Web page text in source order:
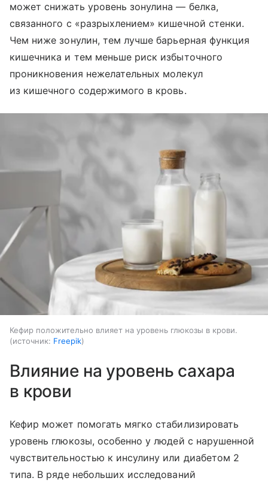
может снижать уровень зонулина — белка,
связанного с «разрыхлением» кишечной стенки.
Чем ниже зонулин, тем лучше барьерная функция
кишечника и тем меньше риск избыточного
проникновения нежелательных молекул
из кишечного содержимого в кровь.
Кефир положительно влияет на уровень глюкозы в крови.
источник: Freepik
Влияние на уровень сахара
в крови
Кефир может помогать мягко стабилизировать
уровень глюкозы, особенно у людей с нарушенной
чувствительностью к инсулину или диабетом 2
типа. В ряде небольших исследований